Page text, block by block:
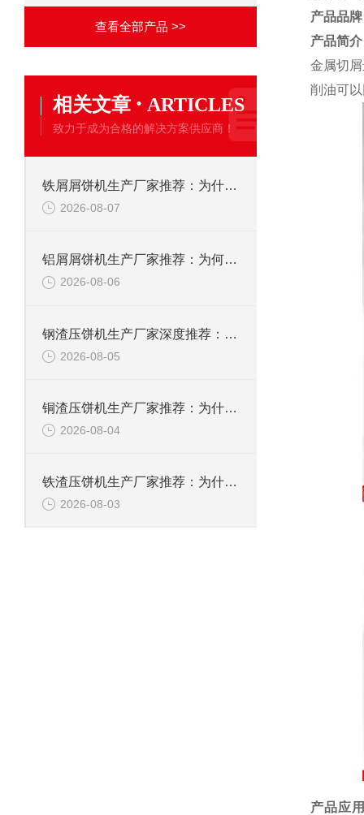
查看全部产品 >>
相关文章 · ARTICLES
致力于成为合格的解决方案供应商！
铁屑屑饼机生产厂家推荐：为什么恩派特是您的优选伙伴
2026-08-07
铝屑屑饼机生产厂家推荐：为何恩派特成为金属回收行业的“隐形优选”？
2026-08-06
钢渣压饼机生产厂家深度推荐：为何恩派特成为高净值产线的优选
2026-08-05
铜渣压饼机生产厂家推荐：为什么恩派特成为众多企业的信赖？
2026-08-04
铁渣压饼机生产厂家推荐：为什么恩派特成为众多企业的优选？
2026-08-03
产品品
产品简
金属切
削油可
产品应